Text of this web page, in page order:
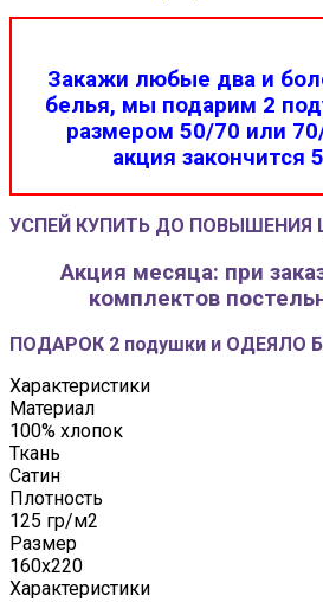
Закажи любые два и
белья, мы подарим 2
размером 50/70 или
акция закончится
УСПЕЙ КУПИТЬ ДО ПОВЫШЕНИЯ
Акция месяца: при
комплектов
ПОДАРОК 2 подушки и ОДЕЯЛО
Характеристики
Материал
100% хлопок
Ткань
Сатин
Плотность
125 гр/м2
Размер
160x220
Характеристики